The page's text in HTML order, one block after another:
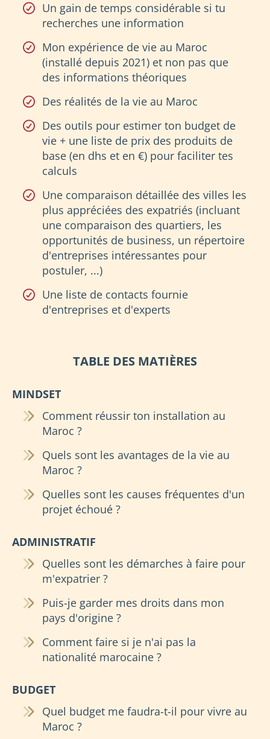
Un gain de temps considérable si tu
recherches une information
Mon expérience de vie au Maroc
(installé depuis 2021) et non pas que
des informations théoriques
Des réalités de la vie au Maroc
Des outils pour estimer ton budget de
vie + une liste de prix des produits de
base (en dhs et en €) pour faciliter tes
calculs
Une comparaison détaillée des villes les
plus appréciées des expatriés (incluant
une comparaison des quartiers, les
opportunités de business, un répertoire
d'entreprises intéressantes pour
postuler, ...)
Une liste de contacts fournie
d'entreprises et d'experts
TABLE DES MATIÈRES
MINDSET
Comment réussir ton installation au
Maroc ?
Quels sont les avantages de la vie au
Maroc ?
Quelles sont les causes fréquentes d'un
projet échoué ?
ADMINISTRATIF
Quelles sont les démarches à faire pour
m'expatrier ?
Puis-je garder mes droits dans mon
pays d'origine ?
Comment faire si je n'ai pas la
nationalité marocaine ?
BUDGET
Quel budget me faudra-t-il pour vivre au
Maroc ?